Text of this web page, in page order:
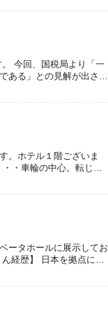
今回、国税局より「一
ある」との見解が出され
。ホテル１階ございま
・車輪の中心。転じ
ータホールに展示してお
経歴】 日本を拠点に活